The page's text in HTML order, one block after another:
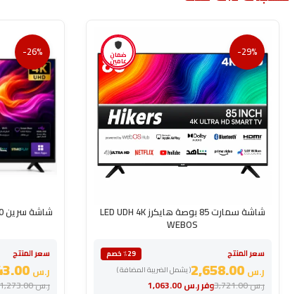
ضمان
عامين
-29%
شاشة سمارت 85 بوصة هايكرز LED UDH 4K
WEBOS
سعر المنتج
٪29 خصم
( يشمل الضريبة المضافة )
ر.س
وفرر.س ر.س3,721.00
-26%
سعر المنتج
ر.س 943.00
ر.س1,273.00